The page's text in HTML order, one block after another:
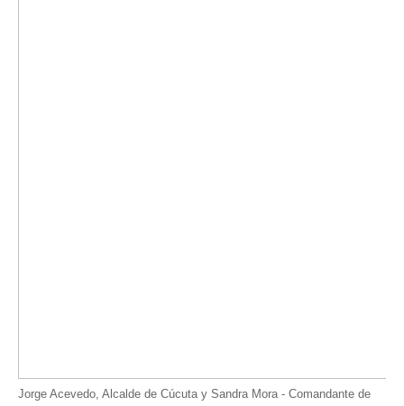
Jorge Acevedo, Alcalde de Cúcuta y Sandra Mora - Comandante de